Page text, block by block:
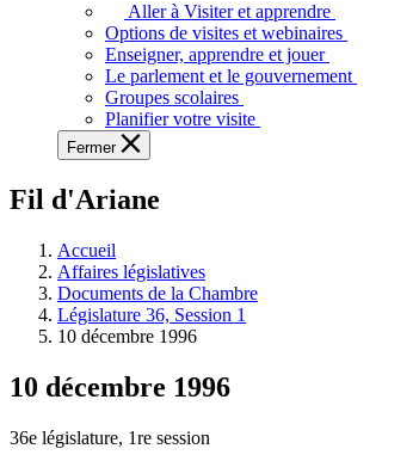
voir,
apprendre
et
découvrir
l'Assemblée
législative.
Aller à Visiter et apprendre
Options de visites et webinaires
Enseigner, apprendre et jouer
Le parlement et le gouvernement
Groupes scolaires
Planifier votre visite
Fermer
Fil d'Ariane
Accueil
Affaires législatives
Documents de la Chambre
Législature 36, Session 1
10 décembre 1996
10 décembre 1996
36e législature, 1re session